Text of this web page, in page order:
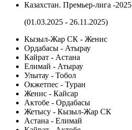
Казахстан. Премьер-лига -2025
(01.03.2025 - 26.11.2025)
Кызыл-Жар СК - Женис
Ордабасы - Атырау
Кайрат - Астана
Елимай - Атырау
Улытау - Тобол
Окжетпес - Туран
Женис - Кайсар
Актобе - Ордабасы
Жетысу - Кызыл-Жар СК
Астана - Елимай